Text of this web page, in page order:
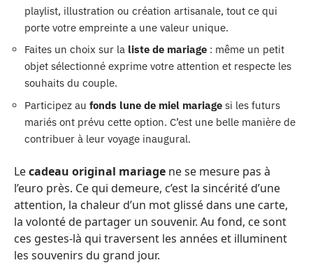
playlist, illustration ou création artisanale, tout ce qui
porte votre empreinte a une valeur unique.
Faites un choix sur la liste de mariage : même un petit
objet sélectionné exprime votre attention et respecte les
souhaits du couple.
Participez au fonds lune de miel mariage si les futurs
mariés ont prévu cette option. C’est une belle manière de
contribuer à leur voyage inaugural.
Lecadeau original mariage ne se mesure pas à
l’euro près. Ce qui demeure, c’est la sincérité d’une
attention, la chaleur d’un mot glissé dans une carte,
la volonté de partager un souvenir. Au fond, ce sont
ces gestes-là qui traversent les années et illuminent
les souvenirs du grand jour.